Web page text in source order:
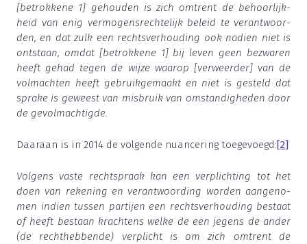
[betrok­ke­ne 1] gehou­den is zich omtrent de behoor­lijk­
heid van enig ver­mo­gens­rech­te­lijk beleid te ver­ant­woor­
den, en dat zulk een rechts­ver­hou­ding ook nadien niet is
ont­staan, omdat [betrok­ke­ne 1] bij leven geen bezwa­ren
heeft gehad tegen de wij­ze waar­op [ver­weer­der] van de
vol­mach­ten heeft gebruik­ge­maakt en niet is gesteld dat
spra­ke is geweest van mis­bruik van omstan­dig­he­den door
de gevolmachtigde.
Daar­aan is in 2014 de vol­gen­de nuan­ce­ring toe­ge­voegd:[2]
Vol­gens vas­te recht­spraak kan een ver­plich­ting tot het
doen van reke­ning en ver­ant­woor­ding wor­den aan­ge­no­
men indien tus­sen par­tij­en een rechts­ver­hou­ding bestaat
of heeft bestaan krach­tens wel­ke de een jegens de ander
(de recht­heb­ben­de) ver­plicht is om zich omtrent de